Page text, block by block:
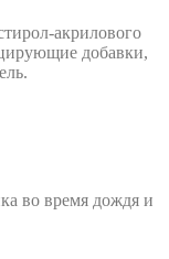
акрилового
добавки,
во время дождя и